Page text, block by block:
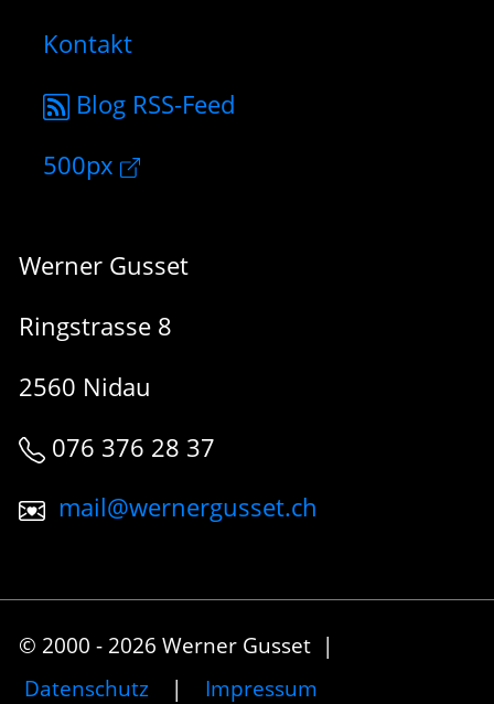
Kontakt
Blog RSS-Feed
500px
Werner Gusset
Ringstrasse 8
2560 Nidau
076 376 28 37
mail@wernergusset.ch
© 2000 - 2026 Werner Gusset |
Datenschutz
| Impressum